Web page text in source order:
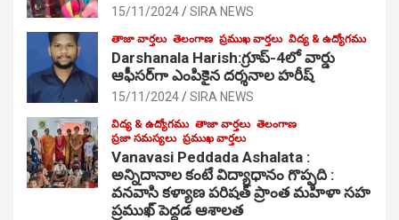
15/11/2024 SIRA NEWS
తాజా వార్తలు తెలంగాణ ప్రముఖ వార్తలు విద్య & ఉద్యోగము
Darshanala Harish:గ్రూప్-4లో వార్డు
ఆఫీసర్‌గా ఎంపికైన దర్శనాల హరీష్
15/11/2024 SIRA NEWS
విద్య & ఉద్యోగము తాజా వార్తలు తెలంగాణ
ప్రజా సమస్యలు ప్రముఖ వార్తలు
Vanavasi Peddada Ashalata :
అన్నిదానాల కంటే విద్యాధానం గొప్పది :
వనవాసి కళ్యాణ పరిషత్ ప్రాంత మహిళా సహ
ప్రముఖ్ పెద్దడ ఆశాలత